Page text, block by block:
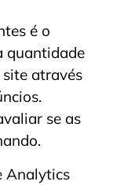
é o
quantidade
através
se as
Analytics